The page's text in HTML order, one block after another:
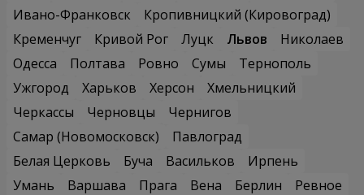
Ивано-Франковск
Кропивницкий (Кировоград)
Кременчуг
Кривой Рог Луцк Львов
Николаев
Одесса
Полтава Ровно Сумы
Тернополь
Ужгород
Харьков Херсон
Хмельницкий
Черкассы
Черновцы
Чернигов
Самар (Новомосковск)
Павлоград
Белая Церковь
Буча Васильков
Ирпень
Умань
Варшава Прага Вена Берлин
Ревное